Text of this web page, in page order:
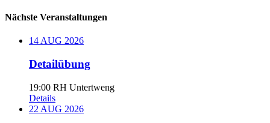
Nächste Veranstaltungen
14AUG 2026
Detailübung
19:00 RH Untertweng
Details
22 AUG 2026